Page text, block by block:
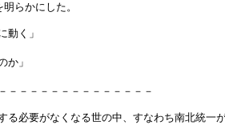
らかにした。
動く」
か」
－－－－－－－－－－
必要がなくなる世の中、すなわち南北統一